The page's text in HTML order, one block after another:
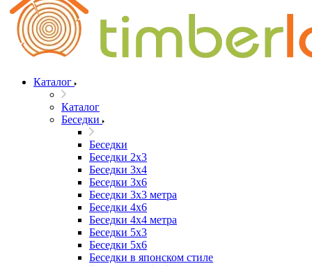
Каталог
Каталог
Беседки
Беседки
Беседки 2x3
Беседки 3x4
Беседки 3x6
Беседки 3х3 метра
Беседки 4x6
Беседки 4х4 метра
Беседки 5x3
Беседки 5x6
Беседки в японском стиле